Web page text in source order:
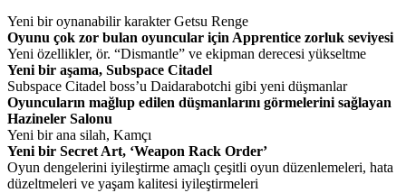
Yeni bir oynanabilir karakter Getsu Renge
Oyunu çok zor bulan oyuncular için Apprentice zorluk seviyesi
Yeni özellikler, ör. “Dismantle” ve ekipman derecesi yükseltme
Yeni bir aşama, Subspace Citadel
Subspace Citadel boss’u Daidarabotchi gibi yeni düşmanlar
Oyuncuların mağlup edilen düşmanlarını görmelerini sağlayan
Hazineler Salonu
Yeni bir ana silah, Kamçı
Yeni bir Secret Art, ‘Weapon Rack Order’
Oyun dengelerini iyileştirme amaçlı çeşitli oyun düzenlemeleri, hata
düzeltmeleri ve yaşam kalitesi iyileştirmeleri